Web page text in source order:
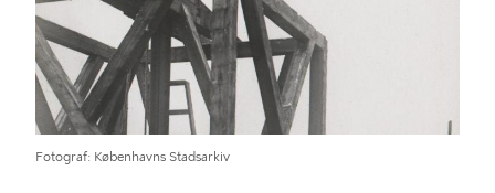
Fotograf Københavns Stadsarkiv